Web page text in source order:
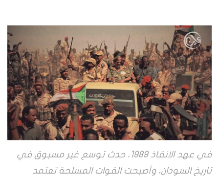
في عهد الانقاذ 1989، حدث توسع غير مسبوق في
تاريخ السودان، وأصبحت القوات المسلحة تعتمد